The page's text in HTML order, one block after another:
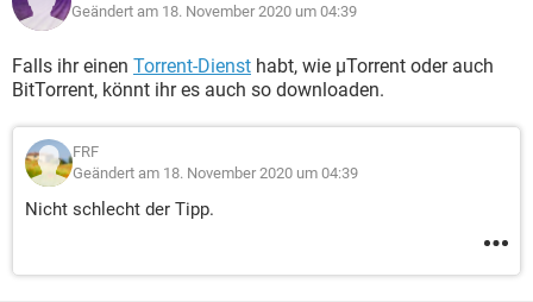
Geändert am 18. November 2020 um 04:39
Falls ihr einen Torrent-Dienst habt, wie µTorrent oder auch
BitTorrent, könnt ihr es auch so downloaden.
FRF
Geändert am 18. November 2020 um 04:39
Nicht schlecht der Tipp.